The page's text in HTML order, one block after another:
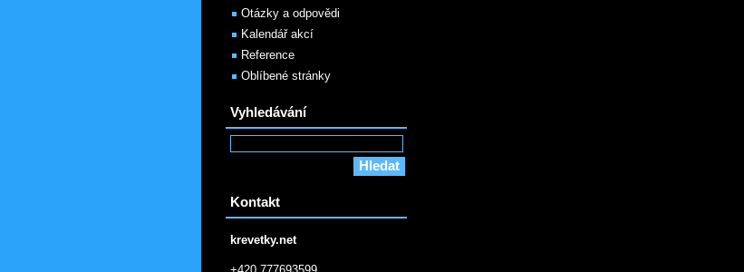
Otázky a odpovědi
Kalendář akcí
Reference
Oblíbené stránky
Vyhledávání
Kontakt
krevetky.net